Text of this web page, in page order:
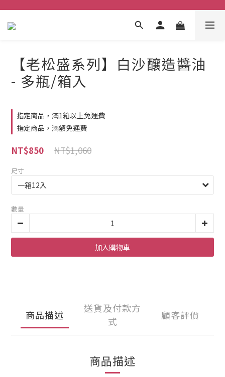
【老松盛系列】白沙釀造醬油
- 多瓶/箱入
指定商品，滿1箱以上免運費
指定商品，滿額免運費
NT$1,060
NT$850
尺寸
數量
加入購物車
商品描述
送貨及付款方
式
顧客評價
商品描述